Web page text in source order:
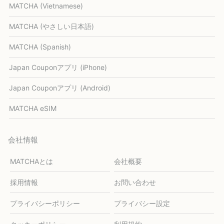
MATCHA (Vietnamese)
MATCHA (やさしい日本語)
MATCHA (Spanish)
Japan Couponアプリ (iPhone)
Japan Couponアプリ (Android)
MATCHA eSIM
会社情報
MATCHAとは 会社概要
採用情報 お問い合わせ
プライバシーポリシー プライバシー設定